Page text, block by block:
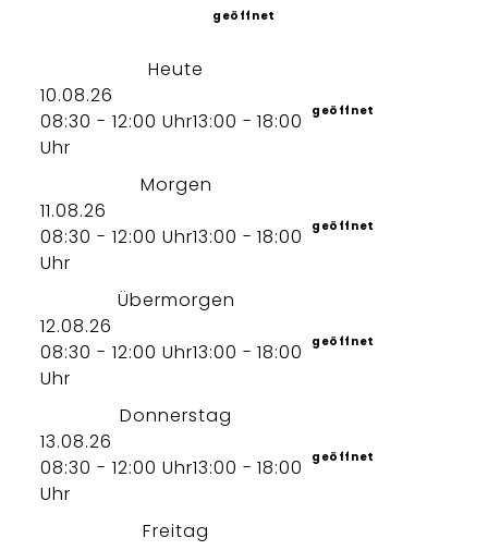
geöffnet
Heute
10.08.26
08:30 - 12:00 Uhr13:00 - 18:00
Uhr
geöffnet
Morgen
11.08.26
08:30 - 12:00 Uhr13:00 - 18:00
Uhr
geöffnet
Übermorgen
12.08.26
08:30 - 12:00 Uhr13:00 - 18:00
Uhr
geöffnet
Donnerstag
13.08.26
08:30 - 12:00 Uhr13:00 - 18:00
Uhr
geöffnet
Freitag